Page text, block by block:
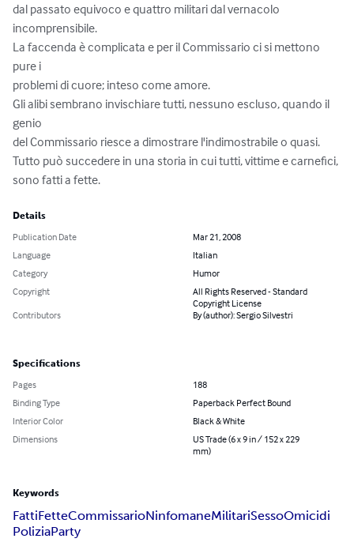
dal passato equivoco e quattro militari dal vernacolo
incomprensibile.
La faccenda è complicata e per il Commissario ci si mettono
pure i
problemi di cuore; inteso come amore.
Gli alibi sembrano invischiare tutti, nessuno escluso, quando il
genio
del Commissario riesce a dimostrare l'indimostrabile o quasi.
Tutto può succedere in una storia in cui tutti, vittime e carnefici,
sono fatti a fette.
Details
Publication Date
Mar 21, 2008
Language
Italian
Category
Humor
Copyright
All Rights Reserved - Standard
Copyright License
Contributors
By (author): Sergio Silvestri
Specifications
Pages
188
Binding Type
Paperback Perfect Bound
Interior Color
Black & White
Dimensions
US Trade (6 x 9 in / 152 x 229
mm)
Keywords
FattiFetteCommissarioNinfomaneMilitariSessoOmicidi
PoliziaParty